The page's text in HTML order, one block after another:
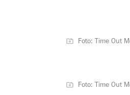
Foto: Time Out
Foto: Time Out